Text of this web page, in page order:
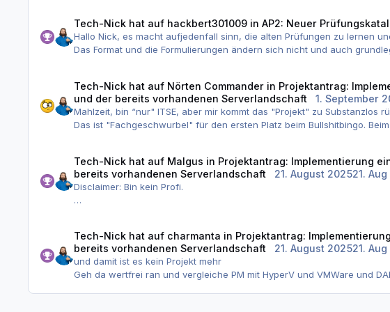
Da fragt man sich aber schon, ob (wie in meinem Fall) der Prüfer
Schließlich stehen da ganze Karrieren und Lebensläufe auf dem Spiel!
Tech-Nickhat auf hackbert301009in AP2: Neuer
Hallo Nick, es macht aufjedenfall sinn, die alten Prüfungen zu lernen
Das Format und die Formulierungen ändern sich nicht und auch
Tech-Nickhat auf Nörten Commanderin Projektantrag:
und der bereits vorhandenen Serverlandschaft
1. September
Mahlzeit, bin “nur" ITSE, aber mir kommt das "Projekt" zu Substanzlos
Das ist "Fachgeschwurbel" für den ersten Platz beim Bullshitbingo.
Euer Nörti
Tech-Nickhat auf Malgus in Projektantrag: Implementierung
bereits vorhandenen Serverlandschaft
21. August 202521. Aug
Disclaimer: Bin kein Profi.
Während der Analysephase sollte man glaube ich erst:
Alternative Lösungen verglichen haben: z. B. VMware ESXi, Hyper-V,
Make-or-Buy-Entscheidung treffen: Selbstbetrieb vs. Cloud-Dienste /
Eigene Entscheidung getroffen: Welche Lösung am besten passt
Tech-Nickhat auf charmanta in Projektantrag:
bereits vorhandenen Serverlandschaft
21. August 202521. Aug
und damit ist es kein Projekt mehr
Geh da wertfrei ran und vergleiche PM mit HyperV und VMWare und